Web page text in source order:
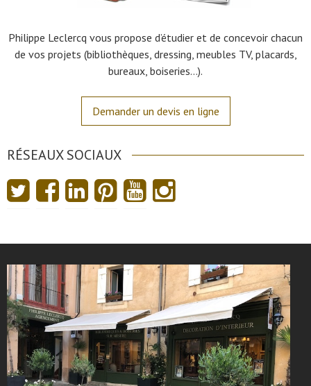
Philippe Leclercq vous propose d’étudier et de concevoir chacun
de vos projets (bibliothèques, dressing, meubles TV, placards,
bureaux, boiseries…).
Demander un devis en ligne
RÉSEAUX SOCIAUX